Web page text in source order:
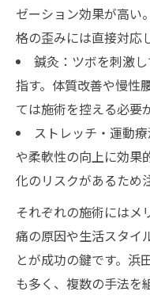
ゼーション効果が高い
格の歪みには直接対応
鍼灸：ツボを刺激
指す。体質改善や慢性
ては施術を控える必要
ストレッチ・運動
や柔軟性の向上に効果
化のリスクがあるため
それぞれの施術にはメ
痛の原因や生活スタイ
とが成功の鍵です。浜
も多く、複数の手法を